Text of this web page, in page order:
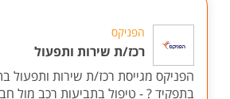
הפניקס
רכז/ת שירות ותפעול
הפניקס מגייסת רכז/ת שירות ותפעול
בתפקיד ? - טיפול בתביעות רכב מול